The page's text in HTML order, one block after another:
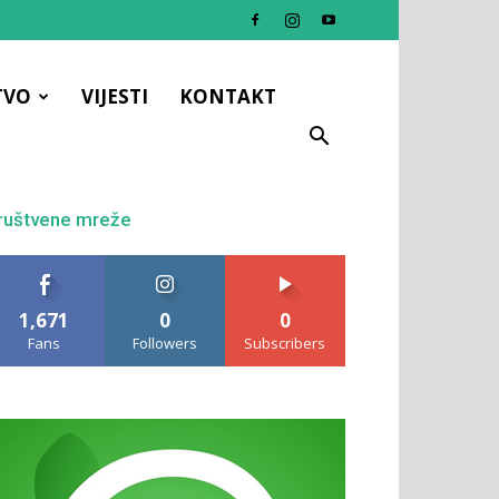
VIJESTI KONTAKT
mreže
1,671
Fans
0
Followers
0
Subscribers